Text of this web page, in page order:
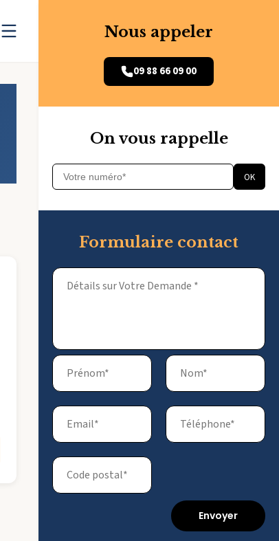
Nous appeler
09 88 66 09 00
On vous rappelle
OK
Formulaire contact
Envoyer